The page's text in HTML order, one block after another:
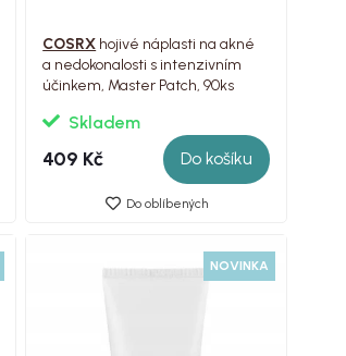
COSRX hojivé náplasti na akné
a nedokonalosti s intenzivním
účinkem, Master Patch, 90ks
Skladem
409 Kč Do košíku
Do oblíbených
NOVINKA